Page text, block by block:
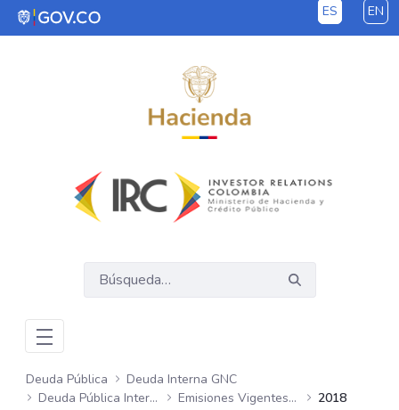
Saltar al contenido principal ES EN
Deuda Pública
Deuda Interna GNC
Deuda Pública Interna GNC
Emisiones Vigentes Semanales 2018